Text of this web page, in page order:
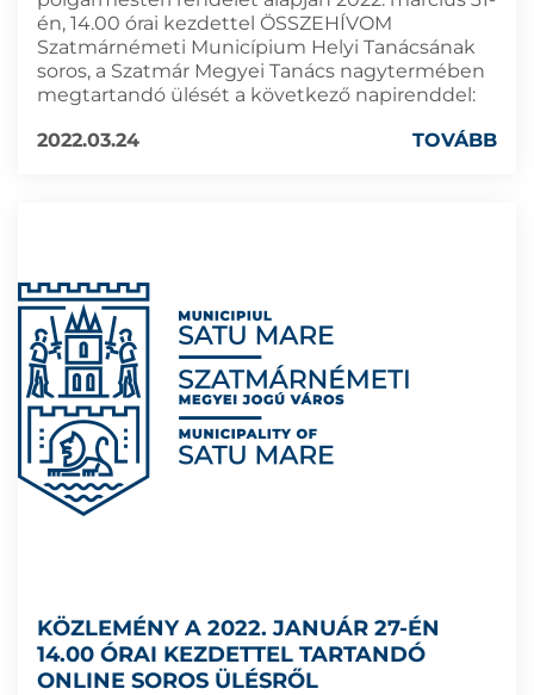
én, 14.00 órai kezdettel ÖSSZEHÍVOM
Szatmárnémeti Municípium Helyi Tanácsának
soros, a Szatmár Megyei Tanács nagytermében
megtartandó ülését a következő napirenddel:
2022.03.24
TOVÁBB
KÖZLEMÉNY A 2022. JANUÁR 27-ÉN
14.00 ÓRAI KEZDETTEL TARTANDÓ
ONLINE SOROS ÜLÉSRŐL